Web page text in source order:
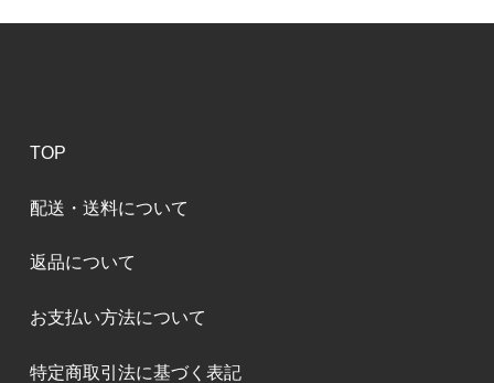
TOP
配送・送料について
返品について
お支払い方法について
特定商取引法に基づく表記